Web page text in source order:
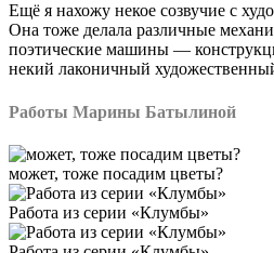
Ещё я нахожу некое созвучие с
Она тоже делала различные
поэтические машины —
некий лаконичный
Работы Марины Батылиной
может, тоже посадим цветы?
Работа из серии «Клумбы»